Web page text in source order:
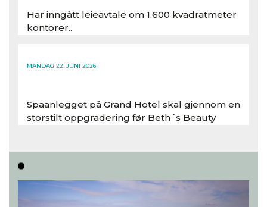
Har inngått leieavtale om 1.600 kvadratmeter
kontorer..
MANDAG 22. JUNI 2026
Spaanlegget på Grand Hotel skal gjennom en
storstilt oppgradering før Beth´s Beauty
Les hele artikkelen